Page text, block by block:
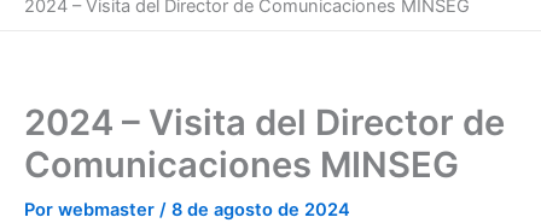
2024 – Visita del Director de Comunicaciones MINSEG
2024 – Visita del Director de
Comunicaciones MINSEG
Por webmaster / 8 de agosto de 2024